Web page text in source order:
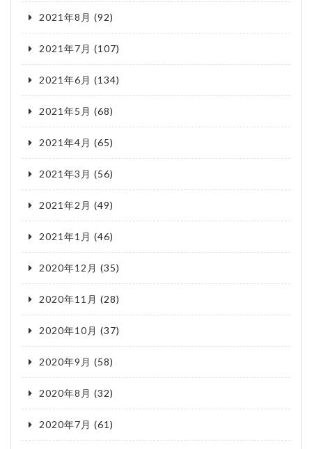
2021年8月 (92)
2021年7月 (107)
2021年6月 (134)
2021年5月 (68)
2021年4月 (65)
2021年3月 (56)
2021年2月 (49)
2021年1月 (46)
2020年12月 (35)
2020年11月 (28)
2020年10月 (37)
2020年9月 (58)
2020年8月 (32)
2020年7月 (61)